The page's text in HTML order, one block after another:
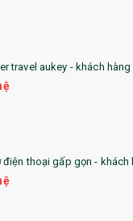
travel aukey - khách hàng
điện thoại gấp gọn - khách